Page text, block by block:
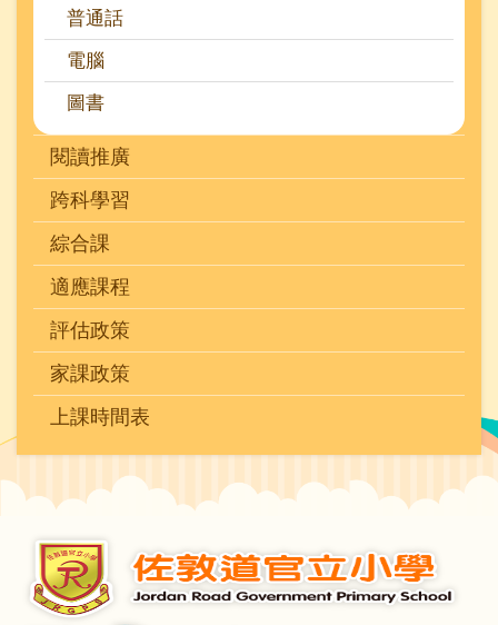
普通話
電腦
圖書
閱讀推廣
跨科學習
綜合課
適應課程
評估政策
家課政策
上課時間表